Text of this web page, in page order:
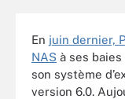
En juin dernier,
NAS à ses
son système
version 6.0.